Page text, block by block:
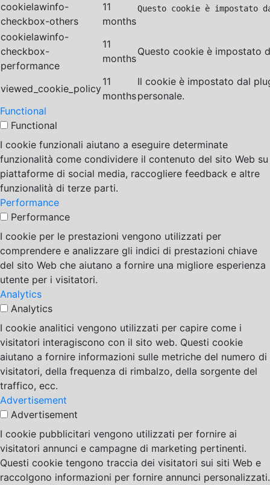
cookielawinfo-
checkbox-others
11
months
Questo cookie è
cookielawinfo-
checkbox-
performance
11
months
Questo cookie è impostato
viewed_cookie_policy
11
months
Il cookie è impostato dal
personale.
Functional
Functional
I cookie funzionali aiutano a eseguire determinate
funzionalità come condividere il contenuto del sito Web su
piattaforme di social media, raccogliere feedback e altre
funzionalità di terze parti.
Performance
Performance
I cookie per le prestazioni vengono utilizzati per
comprendere e analizzare gli indici di prestazioni chiave
del sito Web che aiutano a fornire una migliore esperienza
utente per i visitatori.
Analytics
Analytics
I cookie analitici vengono utilizzati per capire come i
visitatori interagiscono con il sito web. Questi cookie
aiutano a fornire informazioni sulle metriche del numero di
visitatori, della frequenza di rimbalzo, della sorgente del
traffico, ecc.
Advertisement
Advertisement
I cookie pubblicitari vengono utilizzati per fornire ai
visitatori annunci e campagne di marketing pertinenti.
Questi cookie tengono traccia dei visitatori sui siti Web e
raccolgono informazioni per fornire annunci personalizzati.